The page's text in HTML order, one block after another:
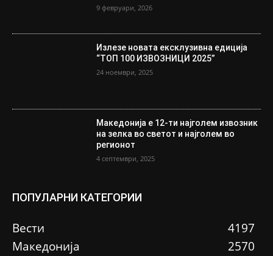
9 февруари, 2026
Излезе новата ексклузивна едиција
“ТОП 100 ИЗВОЗНИЦИ 2025”
24 ноември, 2025
Македонија е 12-ти најголем извозник
на зелка во светот и најголем во
регионот
4 септември, 2025
ПОПУЛАРНИ КАТЕГОРИИ
Вести
4197
Македонија
2570